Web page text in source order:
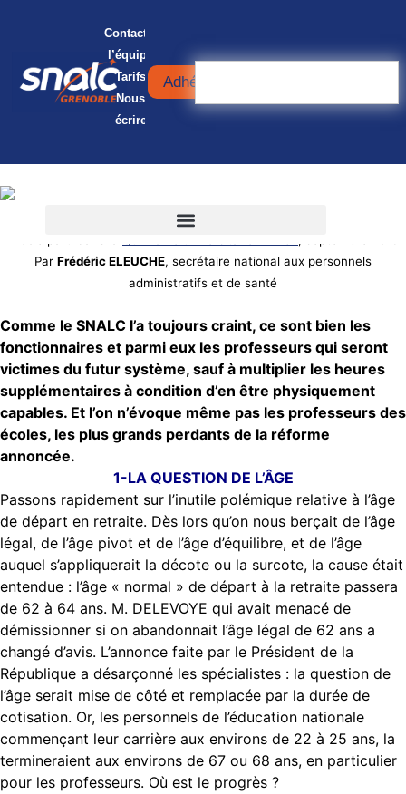
Contacter
l’équipe
Tarifs
Nous
écrire
Adhérer
Par Frédéric ELEUCHE, secrétaire national aux personnels
administratifs et de santé
Comme le SNALC l’a toujours craint, ce sont bien les
fonctionnaires et parmi eux les professeurs qui seront
victimes du futur système, sauf à multiplier les heures
supplémentaires à condition d’en être physiquement
capables. Et l’on n’évoque même pas les professeurs des
écoles, les plus grands perdants de la réforme
annoncée.
1-LA QUESTION DE L’ÂGE
Passons rapidement sur l’inutile polémique relative à l’âge
de départ en retraite. Dès lors qu’on nous berçait de l’âge
légal, de l’âge pivot et de l’âge d’équilibre, et de l’âge
auquel s’appliquerait la décote ou la surcote, la cause était
entendue : l’âge « normal » de départ à la retraite passera
de 62 à 64 ans. M. DELEVOYE qui avait menacé de
démissionner si on abandonnait l’âge légal de 62 ans a
changé d’avis. L’annonce faite par le Président de la
République a désarçonné les spécialistes : la question de
l’âge serait mise de côté et remplacée par la durée de
cotisation. Or, les personnels de l’éducation nationale
commençant leur carrière aux environs de 22 à 25 ans, la
termineraient aux environs de 67 ou 68 ans, en particulier
pour les professeurs. Où est le progrès ?